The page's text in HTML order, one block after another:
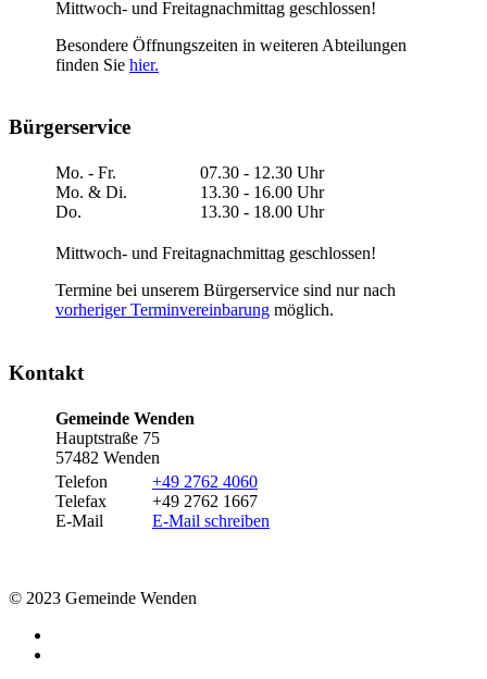
Mittwoch- und Freitagnachmittag geschlossen!
Besondere Öffnungszeiten in weiteren Abteilungen
finden Sie hier.
Bürgerservice
Mo. - Fr.
Mo. & Di.
Do.
07.30 - 12.30 Uhr
13.30 - 16.00 Uhr
13.30 - 18.00 Uhr
Mittwoch- und Freitagnachmittag geschlossen!
Termine bei unserem Bürgerservice sind nur nach
vorheriger Terminvereinbarung möglich.
Kontakt
Gemeinde Wenden
Hauptstraße 75
57482 Wenden
Telefon
Telefax
E-Mail
+49 2762 4060
+49 2762 1667
E-Mail schreiben
© 2023 Gemeinde Wenden